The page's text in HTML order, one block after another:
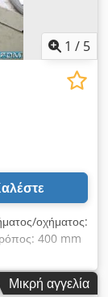
1 / 5
οχήματος:
400 mm
x 440 mm
ατράκτου
ατράκτου
Μικρή αγγελία